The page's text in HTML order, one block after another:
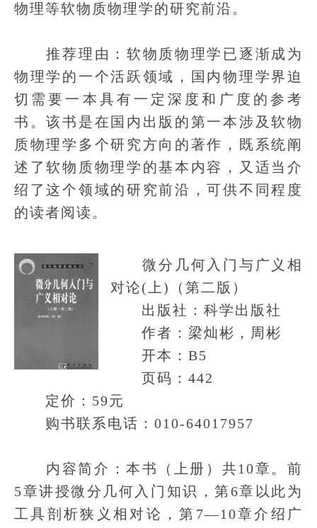
物理等软物质物理学的研究前沿。
推荐理由：软物质物理学已逐渐成为
物理学的一个活跃领域，国内物理学界迫
切需要一本具有一定深度和广度的参考
书。该书是在国内出版的第一本涉及软物
质物理学多个研究方向的著作，既系统阐
述了软物质物理学的基本内容，又适当介
绍了这个领域的研究前沿，可供不同程度
的读者阅读。
微分几何入门与广义相
对论(上)（第二版）
出版社：科学出版社
作者：梁灿彬，周彬
开本：B5
页码：442
定价：59元
购书联系电话：010-64017957
内容简介：本书（上册）共10章。前
5章讲授微分几何入门知识，第6章以此为
工具剖析狭义相对论，第7—10章介绍广